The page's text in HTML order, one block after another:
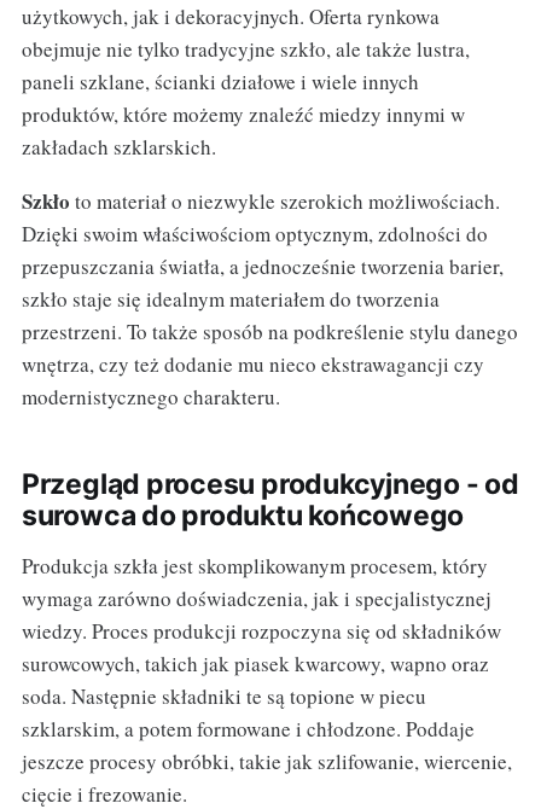
użytkowych, jak i dekoracyjnych. Oferta rynkowa
obejmuje nie tylko tradycyjne szkło, ale także lustra,
paneli szklane, ścianki działowe i wiele innych
produktów, które możemy znaleźć miedzy innymi w
zakładach szklarskich.
Szkło to materiał o niezwykle szerokich możliwościach.
Dzięki swoim właściwościom optycznym, zdolności do
przepuszczania światła, a jednocześnie tworzenia barier,
szkło staje się idealnym materiałem do tworzenia
przestrzeni. To także sposób na podkreślenie stylu danego
wnętrza, czy też dodanie mu nieco ekstrawagancji czy
modernistycznego charakteru.
Przegląd procesu produkcyjnego - od
surowca do produktu końcowego
Produkcja szkła jest skomplikowanym procesem, który
wymaga zarówno doświadczenia, jak i specjalistycznej
wiedzy. Proces produkcji rozpoczyna się od składników
surowcowych, takich jak piasek kwarcowy, wapno oraz
soda. Następnie składniki te są topione w piecu
szklarskim, a potem formowane i chłodzone. Poddaje
jeszcze procesy obróbki, takie jak szlifowanie, wiercenie,
cięcie i frezowanie.